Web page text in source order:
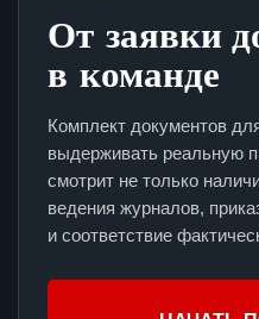
От заявки
в команде
Комплект документов
выдерживать реальную
смотрит не только
ведения журналов,
и соответствие